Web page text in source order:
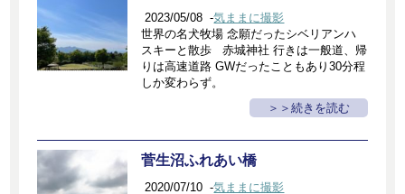
2023/05/08 -気ままに撮影
世界の名犬牧場 念願だったシベリアンハ
スキーと散歩 赤城神社 行きは一般道、帰
りは高速道路 GWだったこともあり30分程
しか変わらず。
＞続きを読む
菅生沼ふれあい橋
2020/07/10 -気ままに撮影